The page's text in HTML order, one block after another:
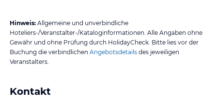
Hinweis: Allgemeine und unverbindliche
Hoteliers-/Veranstalter-/Kataloginformationen. Alle Angaben ohne
Gewähr und ohne Prüfung durch HolidayCheck. Bitte lies vor der
Buchung die verbindlichen Angebotsdetails des jeweiligen
Veranstalters.
Kontakt